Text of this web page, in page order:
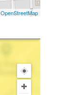
OpenStreetMap